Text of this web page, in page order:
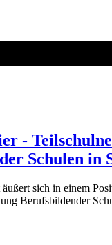
-
Schulen in
sich in einem
Berufsbildender